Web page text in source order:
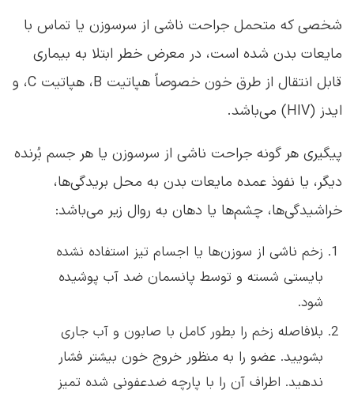
شخصی که متحمل جراحت ناشی از سرسوزن یا تماس با
مایعات بدن شده است، در معرض خطر ابتلا به بیماری
قابل انتقال از طرق خون خصوصاً هپاتیت B، هپاتیت C، و
ایدز (HIV) می‌باشد.
پیگیری هر گونه جراحت ناشی از سرسوزن یا هر جسم بُرنده
دیگر، یا نفوذ عمده مایعات بدن به محل بریدگی‌ها،
خراشیدگی‌ها، چشم‌ها یا دهان به روال زیر می‌باشد:
زخم ناشی از سوزن‌ها یا اجسام تیز استفاده نشده
بایستی شسته و توسط پانسمان ضد آب پوشیده
شود.
بلافاصله زخم را بطور کامل با صابون و آب جاری
بشویید. عضو را به منظور خروج خون بیشتر فشار
ندهید. اطراف آن را با پارچه ضدعفونی شده تمیز